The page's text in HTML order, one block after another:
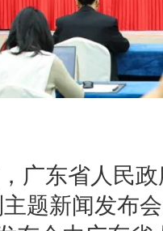
东省人民政
题新闻发布